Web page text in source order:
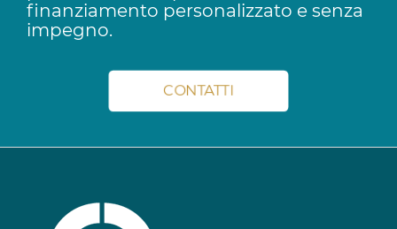
finanziamento personalizzato e senza
impegno.
CONTATTI